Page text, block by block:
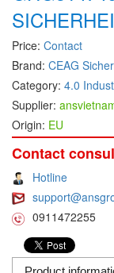
DEIF
Delmhorst VietNam
DELTA
Delta Ohm
Delta sensor
Delta-mobrey
DEMA
DESAX
DET-TRONICS
Deublin
Price: Contact
Brand: CEAG
Category: 4.0
Supplier:
Origin: EU
Contact
Hotline
0911472255